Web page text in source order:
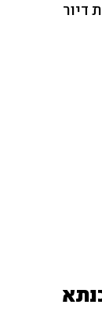
דיור